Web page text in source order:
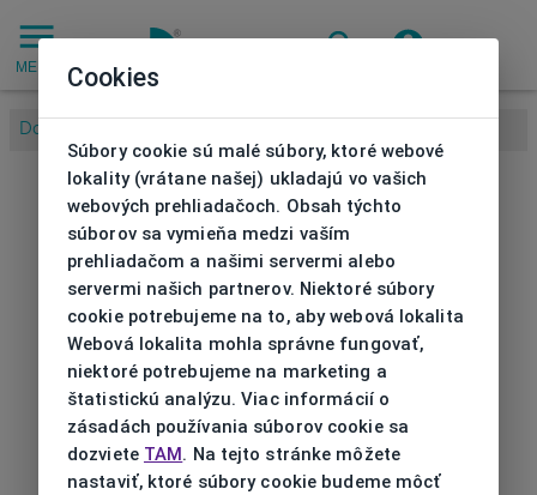
MENU
Domov
Cookies
Súbory cookie sú malé súbory, ktoré webové
lokality (vrátane našej) ukladajú vo vašich
webových prehliadačoch. Obsah týchto
súborov sa vymieňa medzi vaším
prehliadačom a našimi servermi alebo
servermi našich partnerov. Niektoré súbory
cookie potrebujeme na to, aby webová lokalita
Webová lokalita mohla správne fungovať,
niektoré potrebujeme na marketing a
štatistickú analýzu. Viac informácií o
zásadách používania súborov cookie sa
dozviete TAM. Na tejto stránke môžete
nastaviť, ktoré súbory cookie budeme môcť